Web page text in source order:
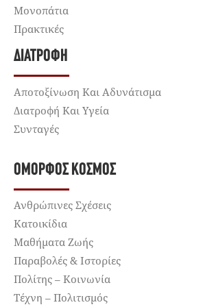
Μονοπάτια
Πρακτικές
ΔΙΑΤΡΟΦΉ
Αποτοξίνωση Και Αδυνάτισμα
Διατροφή Και Υγεία
Συνταγές
ΌΜΟΡΦΟΣ ΚΌΣΜΟΣ
Ανθρώπινες Σχέσεις
Κατοικίδια
Μαθήματα Ζωής
Παραβολές & Ιστορίες
Πολίτης – Κοινωνία
Τέχνη – Πολιτισμός